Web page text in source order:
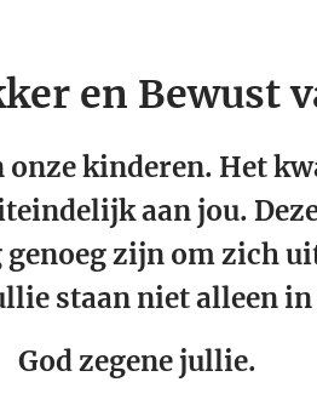
en Bewust
kinderen. Het
aan jou.
genoeg zijn om zich
staan niet alleen
God zegene jullie.